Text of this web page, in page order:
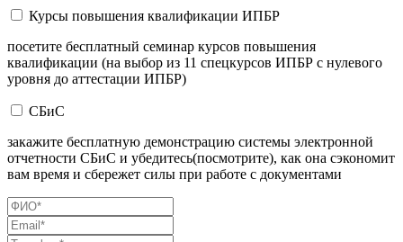
Курсы повышения квалификации ИПБР
посетите бесплатный семинар курсов повышения
квалификации (на выбор из 11 спецкурсов ИПБР с нулевого
уровня до аттестации ИПБР)
СБиС
закажите бесплатную демонстрацию системы электронной
отчетности СБиС и убедитесь(посмотрите), как она сэкономит
вам время и сбережет силы при работе с документами